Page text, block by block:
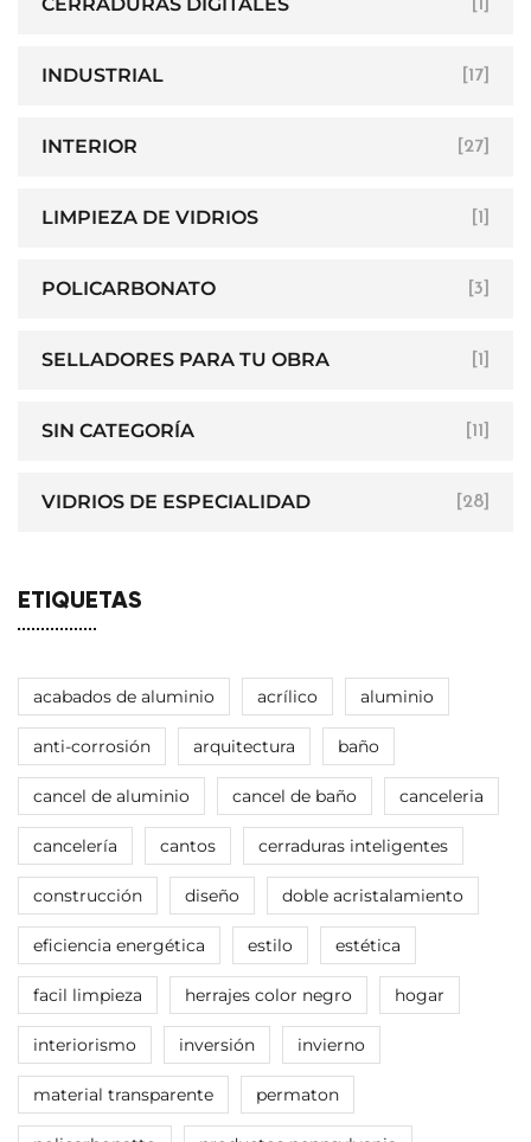
INDUSTRIAL [17]
INTERIOR [27]
LIMPIEZA DE VIDRIOS [1]
POLICARBONATO [3]
SELLADORES PARA TU OBRA [1]
SIN CATEGORÍA [11]
VIDRIOS DE ESPECIALIDAD [28]
ETIQUETAS
acabados de aluminio acrílico aluminio
anti-corrosión arquitectura baño
cancel de aluminio cancel de baño canceleria
cancelería cantos cerraduras inteligentes
construcción diseño doble acristalamiento
eficiencia energética estilo estética
facil limpieza herrajes color negro hogar
interiorismo inversión invierno
material transparente permaton